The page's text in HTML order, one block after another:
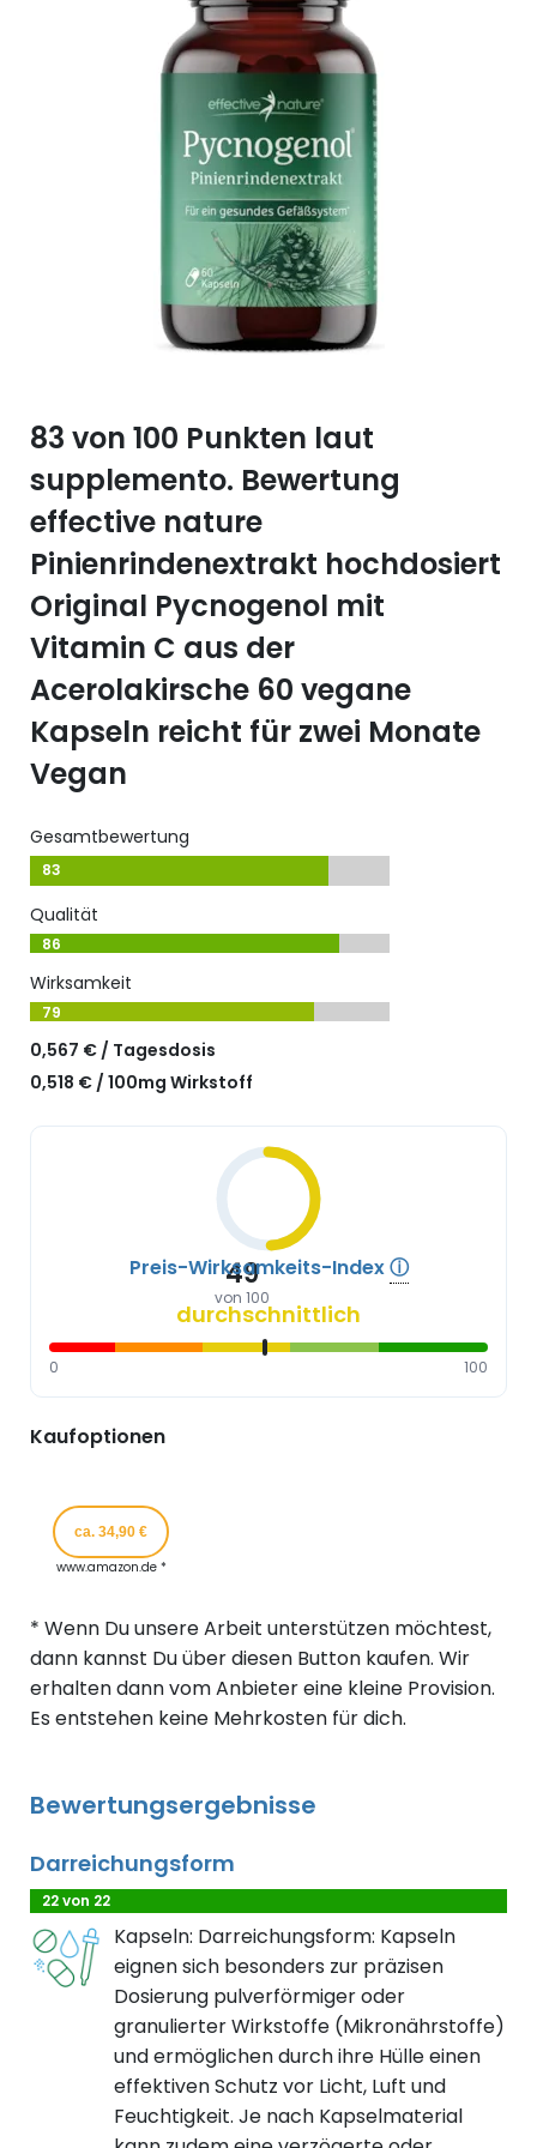
Selen (Se)
Silicium (Si)
Zink (Zn)
Vitamin B12
Vitamin C
Vitamin D
Vitamin E
Vitamin K
Vitamin Q (Q10)
83 von 100 Punkten laut
supplemento. Bewertung
effective nature
Pinienrindenextrakt hochdosiert
Original Pycnogenol mit
Vitamin C aus der
Acerolakirsche 60 vegane
Kapseln reicht für zwei Monate
Vegan
Gesamtbewertung
83
Qualität
86
Wirksamkeit
79
0,567 € / Tagesdosis
0,518 € / 100mg Wirkstoff
49
von 100
Preis-Wirksamkeits-Indexⓘ
durchschnittlich
0 100
Kaufoptionen
ca. 34,90 €
www.amazon.de *
* Wenn Du unsere Arbeit unterstützen möchtest,
dann kannst Du über diesen Button kaufen. Wir
erhalten dann vom Anbieter eine kleine Provision.
Es entstehen keine Mehrkosten für dich.
Bewertungsergebnisse
Darreichungsform
22 von 22
Kapseln: Darreichungsform: Kapseln
eignen sich besonders zur präzisen
Dosierung pulverförmiger oder
granulierter Wirkstoffe (Mikronährstoffe)
und ermöglichen durch ihre Hülle einen
effektiven Schutz vor Licht, Luft und
Feuchtigkeit. Je nach Kapselmaterial